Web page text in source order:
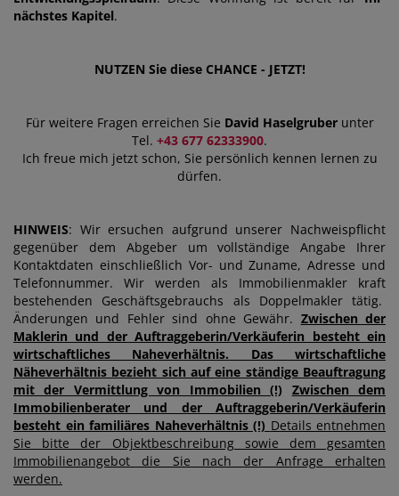
nächstes Kapitel.
NUTZEN Sie diese CHANCE - JETZT!
Für weitere Fragen erreichen Sie David Haselgruberunter
Tel. +43 677 62333900.
Ich freue mich jetzt schon, Sie persönlich kennen lernen zu
dürfen.
HINWEIS: Wir ersuchen aufgrund unserer Nachweispflicht
gegenüber dem Abgeber um vollständige Angabe Ihrer
Kontaktdaten einschließlich Vor- und Zuname, Adresse und
Telefonnummer. Wir werden als Immobilienmakler kraft
bestehenden Geschäftsgebrauchs als Doppelmakler tätig.
Änderungen und Fehler sind ohne Gewähr. Zwischen der
Maklerin und der Auftraggeberin/Verkäuferin besteht ein
wirtschaftliches Naheverhältnis. Das wirtschaftliche
Näheverhältnis bezieht sich auf eine ständige Beauftragung
mit der Vermittlung von Immobilien (!)
Zwischen dem
Immobilienberater und der Auftraggeberin/Verkäuferin
besteht ein familiäres Naheverhältnis (!) Details entnehmen
Sie bitte der Objektbeschreibung sowie dem gesamten
Immobilienangebot die Sie nach der Anfrage erhalten
werden.